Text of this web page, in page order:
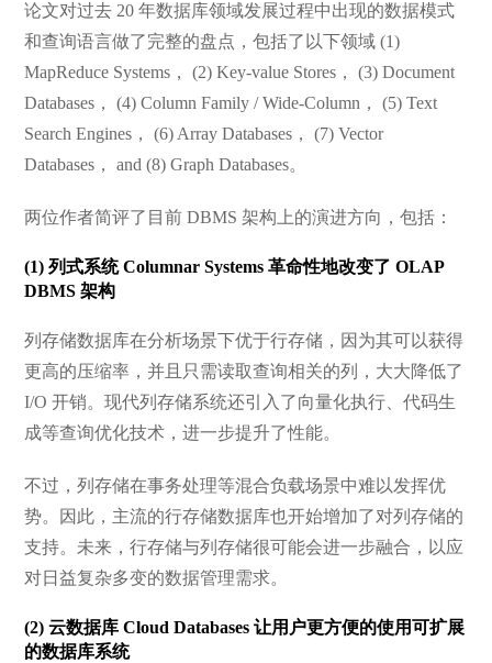
论文对过去 20 年数据库领域发展过程中出现的数据模式
和查询语言做了完整的盘点，包括了以下领域 (1)
MapReduce Systems， (2) Key-value Stores， (3) Document
Databases， (4) Column Family / Wide-Column， (5) Text
Search Engines， (6) Array Databases， (7) Vector
Databases， and (8) Graph Databases。
两位作者简评了目前 DBMS 架构上的演进方向，包括：
(1) 列式系统 Columnar Systems 革命性地改变了 OLAP
DBMS 架构
列存储数据库在分析场景下优于行存储，因为其可以获得
更高的压缩率，并且只需读取查询相关的列，大大降低了
I/O 开销。现代列存储系统还引入了向量化执行、代码生
成等查询优化技术，进一步提升了性能。
不过，列存储在事务处理等混合负载场景中难以发挥优
势。因此，主流的行存储数据库也开始增加了对列存储的
支持。未来，行存储与列存储很可能会进一步融合，以应
对日益复杂多变的数据管理需求。
(2) 云数据库 Cloud Databases 让用户更方便的使用可扩展
的数据库系统